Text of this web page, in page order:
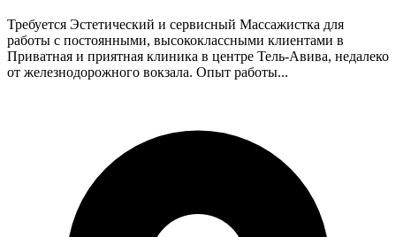
Требуется Эстетический и сервисный Массажистка для
работы с постоянными, высококлассными клиентами в
Приватная и приятная клиника в центре Тель-Авива, недалеко
от железнодорожного вокзала. Опыт работы...